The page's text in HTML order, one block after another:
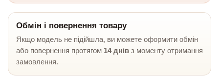
Обмін і повернення товару
Якщо модель не підійшла, ви можете оформити обмін
або повернення протягом 14 днів з моменту отримання
замовлення.